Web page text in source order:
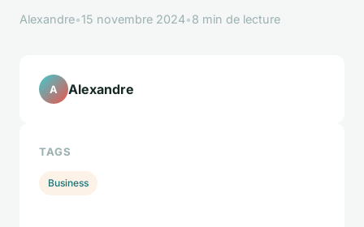
Alexandre•15 novembre 2024•8 min de lecture
A Alexandre
TAGS
Business